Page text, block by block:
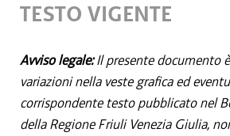
TESTO VIGENTE
Avviso legale:Il presente documento
variazioni nella veste grafica ed
corrispondente testo pubblicato nel
della Regione Friuli Venezia Giulia,